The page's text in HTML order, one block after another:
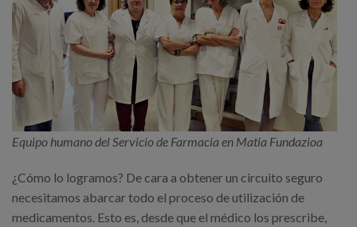
Equipo humano del Servicio de Farmacia en Matia Fundazioa
¿Cómo lo logramos? De cara a obtener un circuito seguro
necesitamos abarcar todo el proceso de utilización de
medicamentos. Esto es, desde que el médico los prescribe,